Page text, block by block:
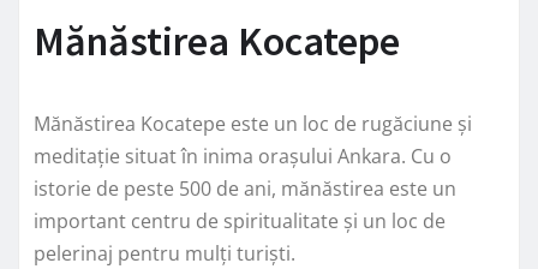
Mănăstirea Kocatepe
Mănăstirea Kocatepe este un loc de rugăciune și
meditație situat în inima orașului Ankara. Cu o
istorie de peste 500 de ani, mănăstirea este un
important centru de spiritualitate și un loc de
pelerinaj pentru mulți turiști.